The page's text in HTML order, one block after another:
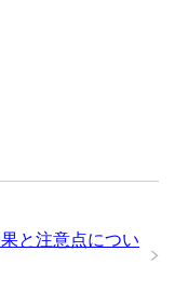
と注意点につい